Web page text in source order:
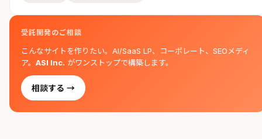
受託開発のご相談
こんなサイトを作りたい。AI/SaaS LP、コーポレート、SEOメディ
ア。 ASI Inc. がワンストップで構築します。
相談する →